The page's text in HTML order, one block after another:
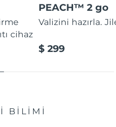
cihaz
PEACH™ 2 go
Valizini hazırla.
$ 299
BİLİMİ